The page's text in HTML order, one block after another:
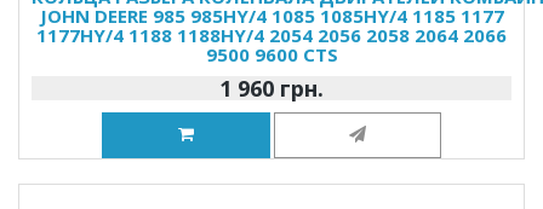
JOHN DEERE 985 985HY/4 1085 1085HY/4 1185 1177
1177HY/4 1188 1188HY/4 2054 2056 2058 2064 2066
9500 9600 CTS
1 960 грн.